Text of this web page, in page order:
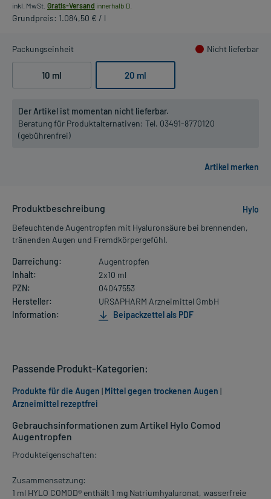
inkl. MwSt. Gratis-Versand innerhalb D.
Grundpreis: 1.084,50 € / l
Packungseinheit Nicht lieferbar
10 ml 20 ml
Der Artikel ist momentan nicht lieferbar.
Beratung für Produktalternativen: Tel. 03491-8770120
(gebührenfrei)
Produktbeschreibung
Hylo
Befeuchtende Augentropfen mit Hyaluronsäure bei brennenden,
tränenden Augen und Fremdkörpergefühl.
Darreichung:
Augentropfen
Inhalt:
2x10 ml
PZN:
04047553
Hersteller:
URSAPHARM Arzneimittel GmbH
Information:
Beipackzettel als PDF
Gebrauchsinformationen zum Artikel Hylo Comod
Augentropfen
Produkteigenschaften:
Zusammensetzung:
1 ml HYLO COMOD® enthält 1 mg Natriumhyaluronat, wasserfreie
Passende Produkt-Kategorien:
Produkte für die Augen | Mittel gegen trockenen Augen |
Arzneimittel rezeptfrei